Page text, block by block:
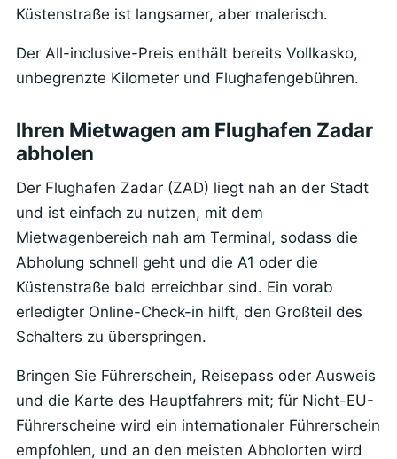
Küstenstraße ist langsamer, aber malerisch.
Der All-inclusive-Preis enthält bereits Vollkasko,
unbegrenzte Kilometer und Flughafengebühren.
Ihren Mietwagen am Flughafen Zadar
abholen
Der Flughafen Zadar (ZAD) liegt nah an der Stadt
und ist einfach zu nutzen, mit dem
Mietwagenbereich nah am Terminal, sodass die
Abholung schnell geht und die A1 oder die
Küstenstraße bald erreichbar sind. Ein vorab
erledigter Online-Check-in hilft, den Großteil des
Schalters zu überspringen.
Bringen Sie Führerschein, Reisepass oder Ausweis
und die Karte des Hauptfahrers mit; für Nicht-EU-
Führerscheine wird ein internationaler Führerschein
empfohlen, und an den meisten Abholorten wird